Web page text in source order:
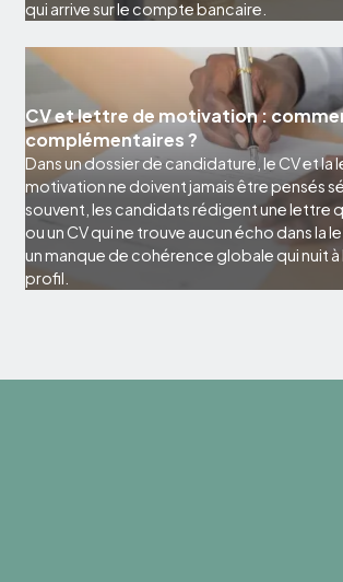
qui arrive sur le compte bancaire.
CV et lettre de motivation :
complémentaires ?
Dans un dossier de candidature, le CV et la
motivation ne doivent jamais être pensés
souvent, les candidats rédigent une lettre
ou un CV qui ne trouve aucun écho dans la
un manque de cohérence globale qui nuit
profil.